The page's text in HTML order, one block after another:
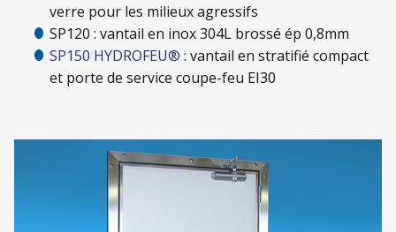
verre pour les milieux agressifs
SP120 : vantail en inox 304L brossé ép 0,8mm
SP150 HYDROFEU® : vantail en stratifié compact
et porte de service coupe-feu EI30